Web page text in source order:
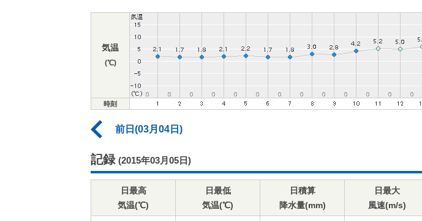
気温
(℃)
時刻
前日(03月04日)
記録 (2015年03月05日)
日最高
気温(℃)
日最低
気温(℃)
日積算
降水量(mm)
日最大
風速(m/s)